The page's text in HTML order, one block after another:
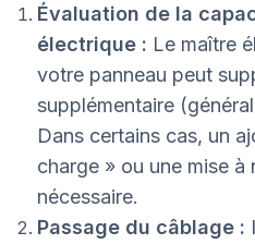
Évaluation de la
électrique : Le maître
votre panneau peut
supplémentaire
Dans certains cas, un
charge » ou une mise à
nécessaire.
Passage du câblage :